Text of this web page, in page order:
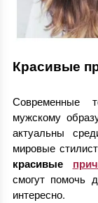
Красивые
Современные
мужскому
актуальны
мировые
красивые
смогут помочь
интересно.